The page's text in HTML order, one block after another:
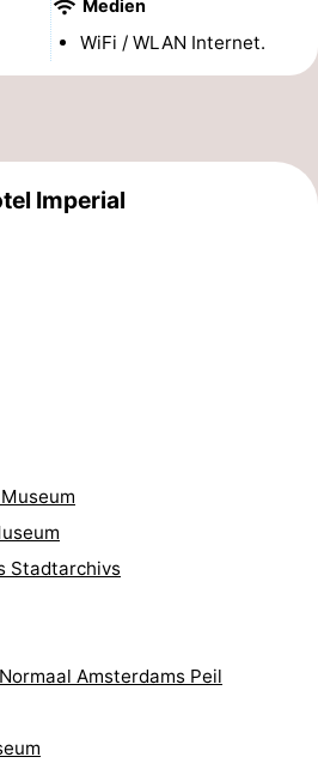
Medien
WiFi / WLAN Internet.
Imperial
Stadtarchivs
Amsterdams Peil